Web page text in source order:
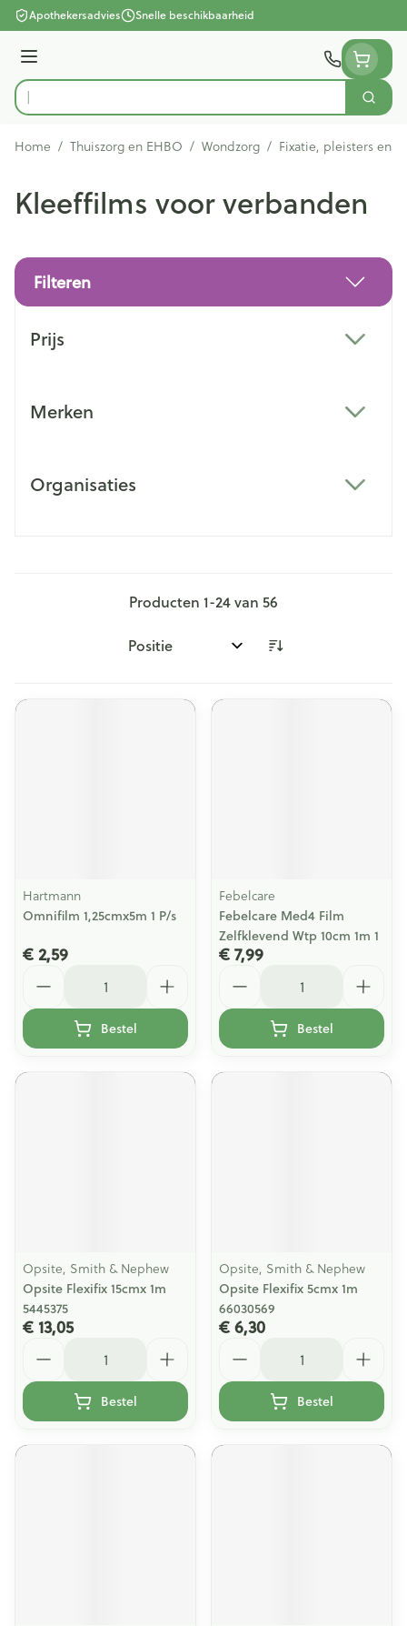
Ga naar de inhoud
Apothekersadvies Snelle beschikbaarheid
Menu
Product, merk, categorie... Zoek
Home / Thuiszorg en EHBO / Wondzorg / Fixatie, pleisters en
Kleeffilms voor verbanden
Filteren
Prijs
Merken
Organisaties
Producten 1-24van 56
Sorteer op:
Hartmann
Omnifilm 1,25cmx5m 1 P/s
€ 2,59
Bestel
Febelcare
Febelcare Med4 Film
Zelfklevend Wtp 10cm 1m 1
€ 7,99
Bestel
Opsite, Smith & Nephew
Opsite Flexifix 15cmx 1m
5445375
€ 13,05
Bestel
Opsite, Smith & Nephew
Opsite Flexifix 5cmx 1m
66030569
€ 6,30
Bestel